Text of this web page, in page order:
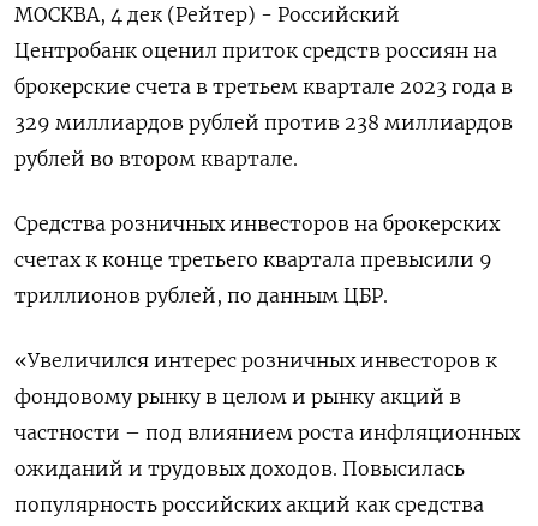
МОСКВА, 4 дек (Рейтер) - Российский
Центробанк оценил приток средств россиян на
брокерские счета в третьем квартале 2023 года в
329 миллиардов рублей против 238 миллиардов
рублей во втором квартале.
Средства розничных инвесторов на брокерских
счетах к конце третьего квартала превысили 9
триллионов рублей, по данным ЦБР.
«Увеличился интерес розничных инвесторов к
фондовому рынку в целом и рынку акций в
частности – под влиянием роста инфляционных
ожиданий и трудовых доходов. Повысилась
популярность российских акций как средства